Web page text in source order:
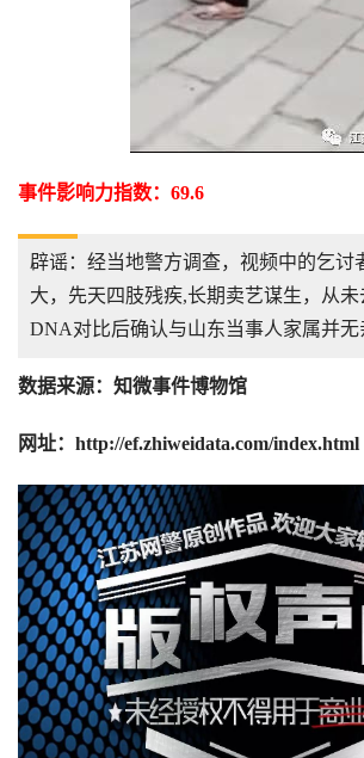
事件影响力指数：69.6
辟谣：经当地警方调查，视频中的乞讨
大，先天四肢残疾,长期卖艺谋生，从
DNA对比后确认与山东当事人家属并无
数据来源：知微事件博物馆
网址：http://ef.zhiweidata.com/index.html